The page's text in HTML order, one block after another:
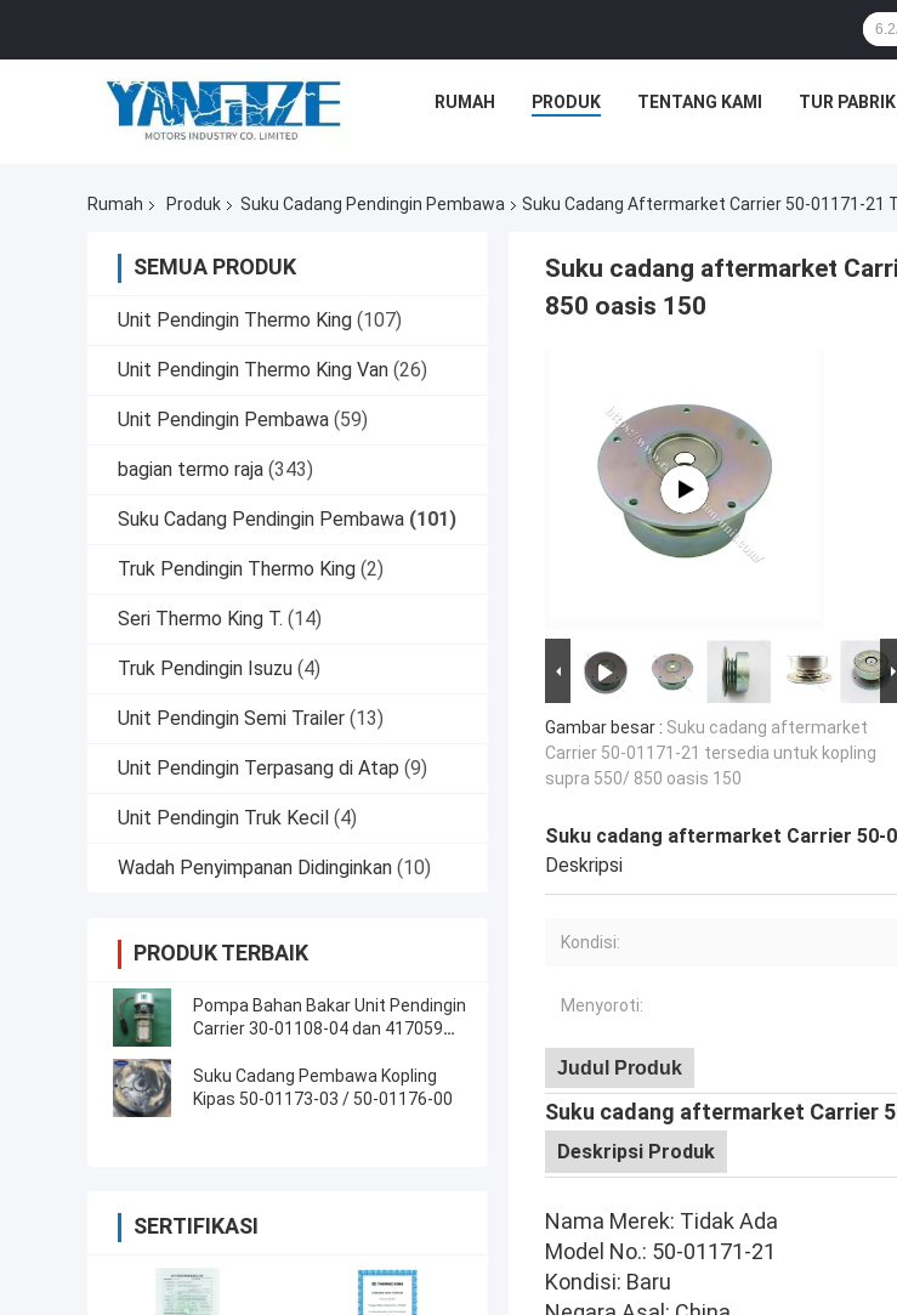
RUMAH PRODUK TENTANG KAMI TUR PABRIK
Rumah Produk Suku Cadang Pendingin Pembawa Suku Cadang Aftermarket Carrier 50-01171-21
SEMUA PRODUK
Unit Pendingin Thermo King (107)
Unit Pendingin Thermo King Van (26)
Unit Pendingin Pembawa (59)
bagian termo raja (343)
Suku Cadang Pendingin Pembawa (101)
Truk Pendingin Thermo King (2)
Seri Thermo King T. (14)
Truk Pendingin Isuzu (4)
Unit Pendingin Semi Trailer (13)
Unit Pendingin Terpasang di Atap (9)
Unit Pendingin Truk Kecil (4)
Wadah Penyimpanan Didinginkan (10)
PRODUK TERBAIK
Pompa Bahan Bakar Unit Pendingin
Carrier 30-01108-04 dan 417059
00
Suku Cadang Pembawa Kopling
Kipas 50-01173-03 / 50-01176-00
SERTIFIKASI
Suku cadang aftermarket
850 oasis 150
Gambar besar : Suku cadang aftermarket
Carrier 50-01171-21 tersedia untuk kopling
supra 550/ 850 oasis 150
Suku cadang aftermarket Carrier 50-
Deskripsi
Kondisi:
Menyoroti:
Judul Produk
Suku cadang aftermarket Carrier
Deskripsi Produk
Nama Merek: Tidak Ada
Model No.: 50-01171-21
Kondisi: Baru